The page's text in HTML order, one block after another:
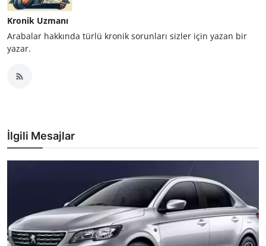
Kronik Uzmanı
Arabalar hakkında türlü kronik sorunları sizler için yazan bir
yazar.
İlgili Mesajlar